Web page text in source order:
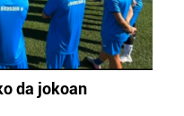
da jokoan